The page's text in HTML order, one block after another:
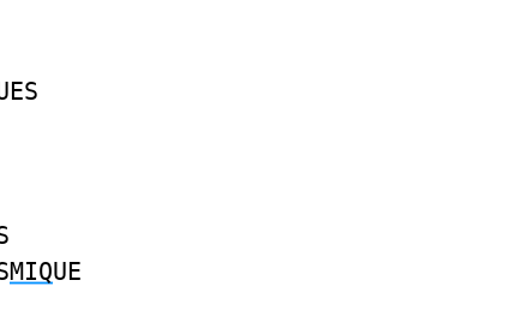
MIQUE